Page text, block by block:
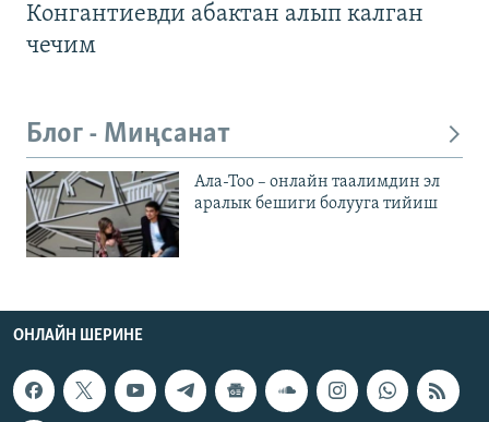
Конгантиевди абактан алып калган
чечим
Блог - Миңсанат
Ала-Тоо – онлайн таалимдин эл
аралык бешиги болууга тийиш
ОНЛАЙН ШЕРИНЕ